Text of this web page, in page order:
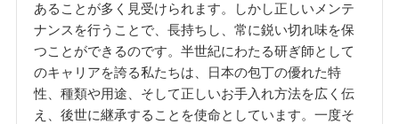
あることが多く見受けられます。しかし正しいメンテ
ナンスを行うことで、長持ちし、常に鋭い切れ味を保
つことができるのです。半世紀にわたる研ぎ師として
のキャリアを誇る私たちは、日本の包丁の優れた特
性、種類や用途、そして正しいお手入れ方法を広く伝
え、後世に継承することを使命としています。一度そ